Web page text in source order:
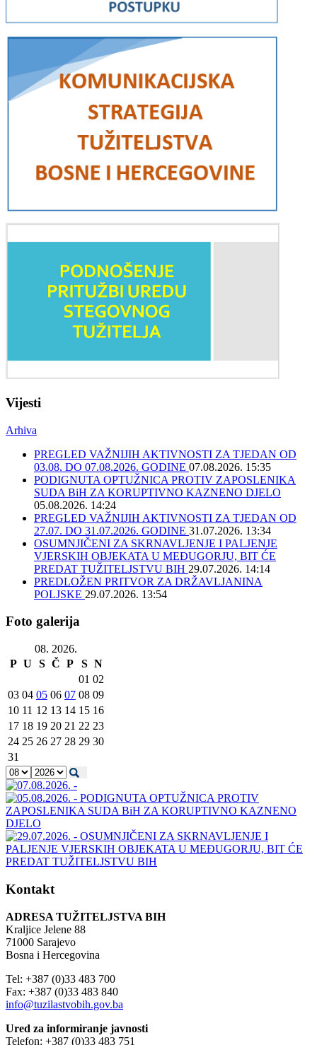
Vijesti
Arhiva
PREGLED VAŽNIJIH AKTIVNOSTI ZA TJEDAN OD
03.08. DO 07.08.2026. GODINE 07.08.2026. 15:35
PODIGNUTA OPTUŽNICA PROTIV ZAPOSLENIKA
SUDA BiH ZA KORUPTIVNO KAZNENO DJELO
05.08.2026. 14:24
PREGLED VAŽNIJIH AKTIVNOSTI ZA TJEDAN OD
27.07. DO 31.07.2026. GODINE 31.07.2026. 13:34
OSUMNJIČENI ZA SKRNAVLJENJE I PALJENJE
VJERSKIH OBJEKATA U MEĐUGORJU, BIT ĆE
PREDAT TUŽITELJSTVU BIH 29.07.2026. 14:14
PREDLOŽEN PRITVOR ZA DRŽAVLJANINA
POLJSKE 29.07.2026. 13:54
Foto galerija
08. 2026.
P U S Č P S N
01 02
03 04 05 06 07 08 09
10 11 12 13 14 15 16
17 18 19 20 21 22 23
24 25 26 27 28 29 30
31
Kontakt
ADRESA TUŽITELJSTVA BIH
Kraljice Jelene 88
71000 Sarajevo
Bosna i Hercegovina
Tel: +387 (0)33 483 700
Fax: +387 (0)33 483 840
info@tuzilastvobih.gov.ba
Ured za informiranje javnosti
Telefon: +387 (0)33 483 751